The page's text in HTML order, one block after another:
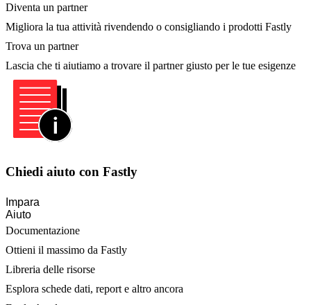
Diventa un partner
Migliora la tua attività rivendendo o consigliando i prodotti Fastly
Trova un partner
Lascia che ti aiutiamo a trovare il partner giusto per le tue esigenze
Chiedi aiuto con Fastly
Impara
Aiuto
Documentazione
Ottieni il massimo da Fastly
Libreria delle risorse
Esplora schede dati, report e altro ancora